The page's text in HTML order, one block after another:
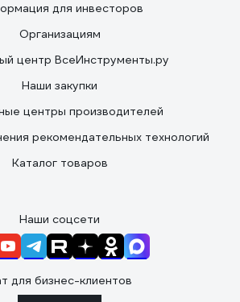
для инвесторов
Организациям
центр ВсеИнструменты.ру
Наши закупки
центры производителей
рекомендательных технологий
Каталог товаров
Наши соцсети
для бизнес-клиентов